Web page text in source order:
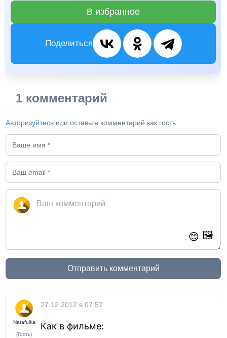
В избранное
Поделиться
1 комментарий
Авторизуйтесь или оставьте комментарий как гость
😊 🖼️
Отправить комментарий
Natafulka
(Гость)
27.12.2012 в 07:57
Как в фильме: